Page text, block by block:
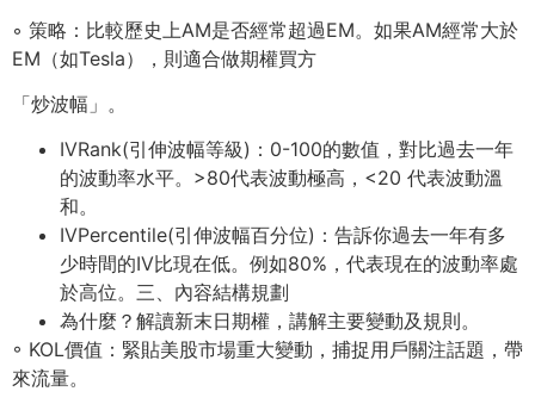
◦ 策略：⽐較歷史上AM是否經常超過EM。如果AM經常⼤於
EM（如Tesla），則適合做期權買⽅
「炒波幅」。
IVRank(引伸波幅等級)：0-100的數值，對⽐過去⼀年
的波動率⽔平。>80代表波動極⾼，<20 代表波動溫
和。
IVPercentile(引伸波幅百分位)：告訴你過去⼀年有多
少時間的IV⽐現在低。例如80%，代表現在的波動率處
於⾼位。三、內容結構規劃
為什麼？解讀新末⽇期權，講解主要變動及規則。
◦ KOL價值：緊貼美股市場重⼤變動，捕捉⽤戶關注話題，帶
來流量。